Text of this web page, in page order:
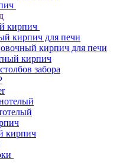
кирпич
кирпич для печи
кирпич для печи
кирпич
забора
кирпич